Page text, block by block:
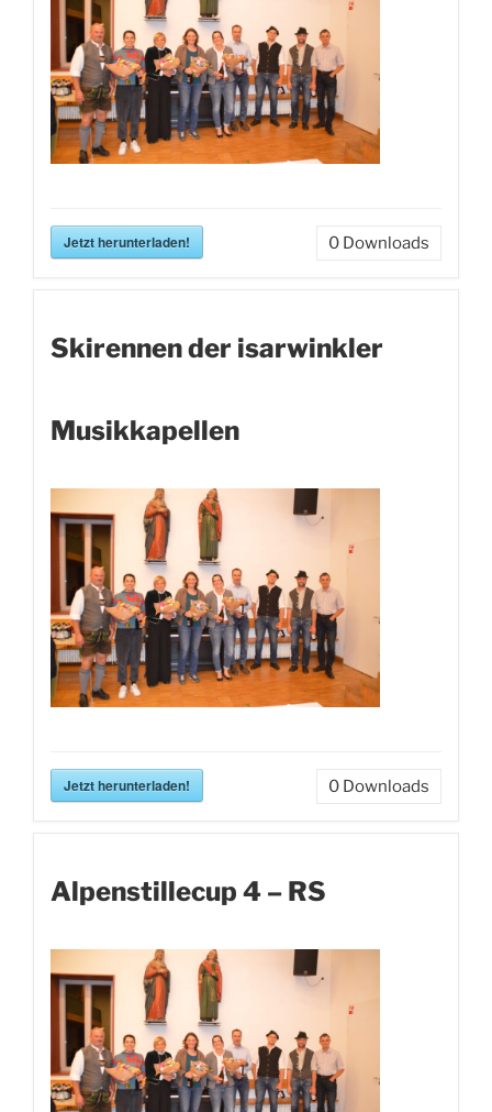
Jetzt herunterladen! 0 Downloads
Skirennen der isarwinkler
Musikkapellen
Jetzt herunterladen! 0 Downloads
Alpenstillecup 4 – RS